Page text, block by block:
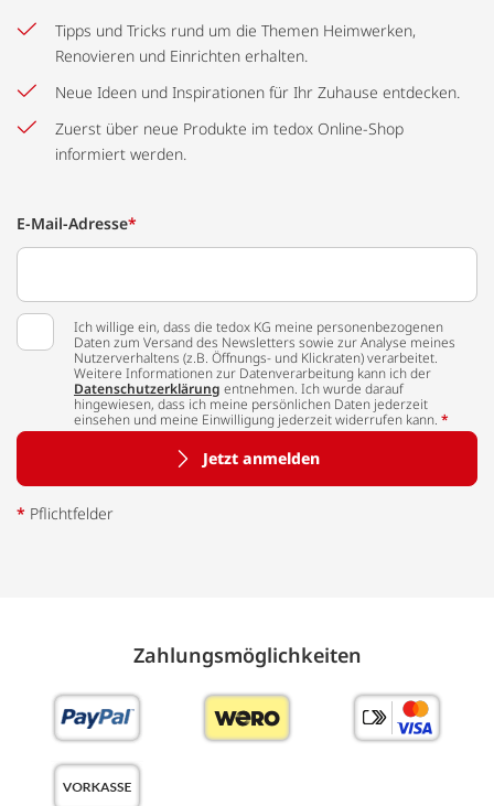
Tipps und Tricks rund um die Themen Heimwerken,
Renovieren und Einrichten erhalten.
Neue Ideen und Inspirationen für Ihr Zuhause entdecken.
Zuerst über neue Produkte im tedox Online-Shop
informiert werden.
E-Mail-Adresse*
Ich willige ein, dass die tedox KG meine personenbezogenen
Daten zum Versand des Newsletters sowie zur Analyse meines
Nutzerverhaltens (z.B. Öffnungs- und Klickraten) verarbeitet.
Weitere Informationen zur Datenverarbeitung kann ich der
Datenschutzerklärung entnehmen. Ich wurde darauf
hingewiesen, dass ich meine persönlichen Daten jederzeit
einsehen und meine Einwilligung jederzeit widerrufen kann. *
Jetzt anmelden
* Pflichtfelder
Zahlungs­möglich­keiten